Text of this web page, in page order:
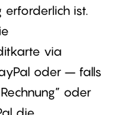
ist.
via
oder – falls
oder